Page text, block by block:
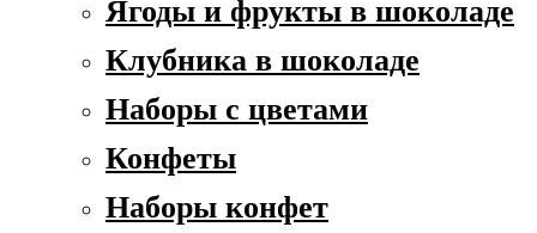
Ягоды и фрукты в шоколаде
Клубника в шоколаде
Наборы с цветами
Конфеты
Наборы конфет